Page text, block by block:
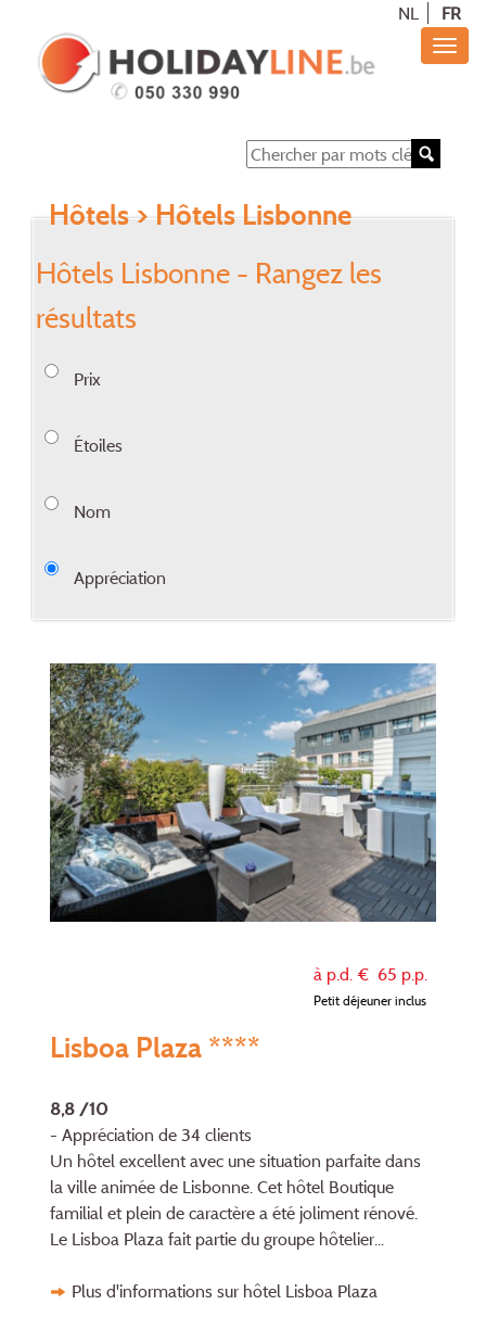
NL FR
Hôtels> Hôtels Lisbonne
Hôtels Lisbonne - Rangez les
résultats
Prix
Étoiles
Nom
Appréciation
à p.d. € 65 p.p.
Petit déjeuner inclus
Lisboa Plaza ****
8,8 /10
- Appréciation de 34 clients
Un hôtel excellent avec une situation parfaite dans
la ville animée de Lisbonne. Cet hôtel Boutique
familial et plein de caractère a été joliment rénové.
Le Lisboa Plaza fait partie du groupe hôtelier...
Plus d'informations sur hôtel Lisboa Plaza